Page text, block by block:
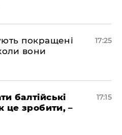
покращені
вони
17:25
балтійські
це зробити, –
17:15